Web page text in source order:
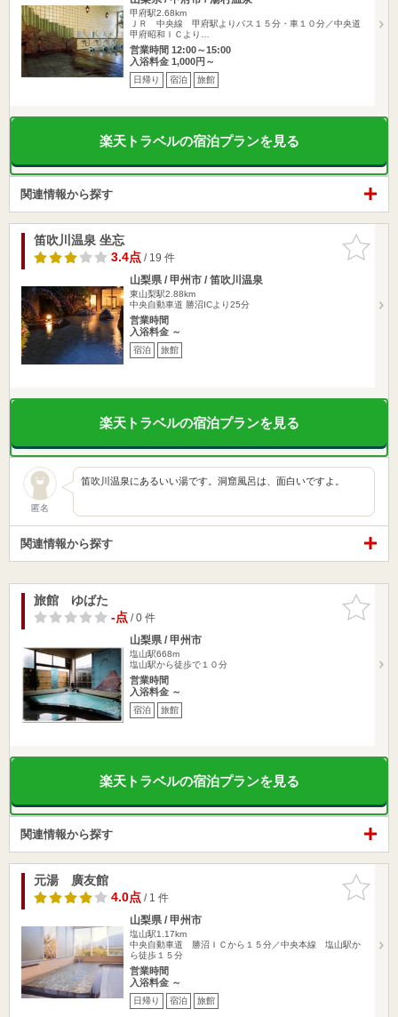
甲府駅2.68km
ＪＲ 中央線 甲府駅よりバス１５分・車１０分／中央道
甲府昭和ＩＣより…
営業時間 12:00～15:00
入浴料金 1,000円～
日帰り 宿泊 旅館
楽天トラベルの宿泊プランを見る
関連情報から探す
お気に入
りに追加
笛吹川温泉 坐忘
3.4点/ 19 件
山梨県 / 甲州市 / 笛吹川温泉
東山梨駅2.88km
中央自動車道 勝沼ICより25分
営業時間
入浴料金 ～
宿泊 旅館
楽天トラベルの宿泊プランを見る
匿名
笛吹川温泉にあるいい湯です。洞窟風呂は、面白いですよ。
関連情報から探す
お気に入
りに追加
旅館 ゆばた
-点/ 0 件
山梨県 / 甲州市
塩山駅668m
塩山駅から徒歩で１０分
営業時間
入浴料金 ～
宿泊 旅館
楽天トラベルの宿泊プランを見る
関連情報から探す
お気に入
りに追加
元湯 廣友館
4.0点/ 1 件
山梨県 / 甲州市
塩山駅1.17km
中央自動車道 勝沼ＩＣから１５分／中央本線 塩山駅か
ら徒歩１５分
営業時間
入浴料金 ～
日帰り 宿泊 旅館